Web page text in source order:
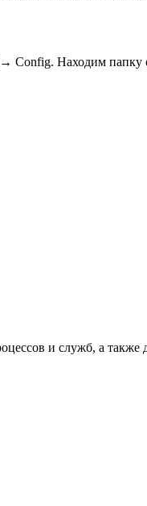
Config. Находим
и служб, а также